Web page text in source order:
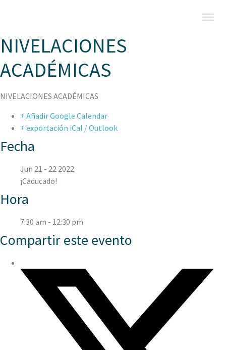
NIVELACIONES
ACADÉMICAS
NIVELACIONES ACADÉMICAS
+ Añadir Google Calendar
+ exportación iCal / Outlook
Fecha
Jun 21 - 22 2022
¡Caducado!
Hora
7:30 am - 12:30 pm
Compartir este evento